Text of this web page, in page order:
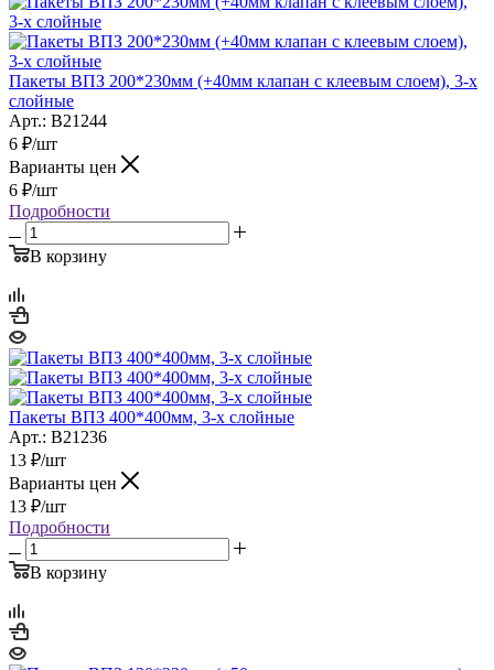
Пакеты ВПЗ 200*230мм (+40мм клапан с клеевым слоем), 3-х
слойные
Арт.: B21244
6 ₽/шт
Варианты цен
6 ₽/шт
Подробности
В корзину
Пакеты ВПЗ 400*400мм, 3-х слойные
Арт.: B21236
13 ₽/шт
Варианты цен
13 ₽/шт
Подробности
В корзину